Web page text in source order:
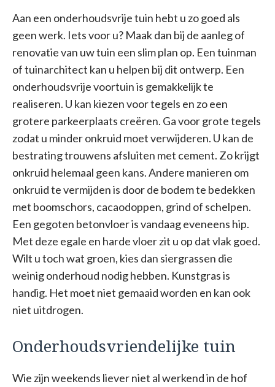
Aan een onderhoudsvrije tuin hebt u zo goed als
geen werk. Iets voor u? Maak dan bij de aanleg of
renovatie van uw tuin een slim plan op. Een tuinman
of tuinarchitect kan u helpen bij dit ontwerp. Een
onderhoudsvrije voortuin is gemakkelijk te
realiseren. U kan kiezen voor tegels en zo een
grotere parkeerplaats creëren. Ga voor grote tegels
zodat u minder onkruid moet verwijderen. U kan de
bestrating trouwens afsluiten met cement. Zo krijgt
onkruid helemaal geen kans. Andere manieren om
onkruid te vermijden is door de bodem te bedekken
met boomschors, cacaodoppen, grind of schelpen.
Een gegoten betonvloer is vandaag eveneens hip.
Met deze egale en harde vloer zit u op dat vlak goed.
Wilt u toch wat groen, kies dan siergrassen die
weinig onderhoud nodig hebben. Kunstgras is
handig. Het moet niet gemaaid worden en kan ook
niet uitdrogen.
Onderhoudsvriendelijke tuin
Wie zijn weekends liever niet al werkend in de hof